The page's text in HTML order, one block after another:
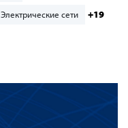
Электрические сети +19